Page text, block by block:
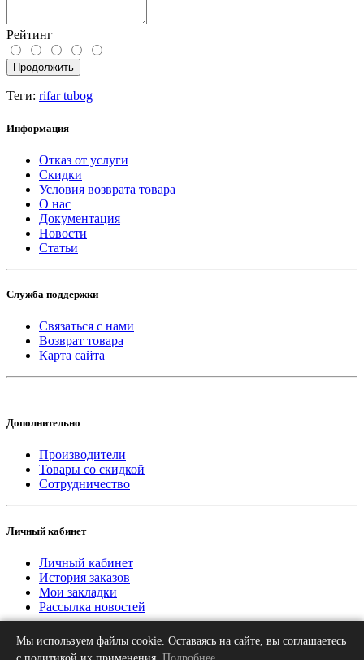
Рейтинг
Продолжить
Теги: rifar tubog
Информация
Отказ от услуги
Скидки
Условия возврата товара
О нас
Документация
Новости
Статьи
Служба поддержки
Связаться с нами
Возврат товара
Карта сайта
Дополнительно
Производители
Товары со скидкой
Сотрудничество
Личный кабинет
Личный кабинет
История заказов
Мои закладки
Рассылка новостей
2013-2026 © «Рифар Москва»
О нас Оплата Доставка Контакты
Мы используем файлы cookie. Оставаясь на сайте, вы соглашаетесь